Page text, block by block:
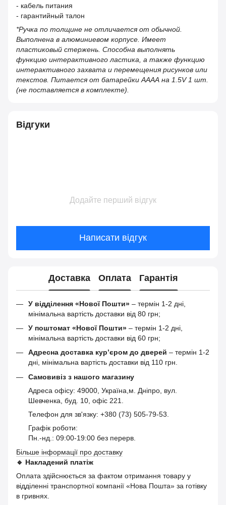
- кабель питания
- гарантийный талон
*Ручка по толщине не отличается от обычной.
Выполнена в алюминиевом корпусе. Имеет
пластиковый стержень. Способна выполнять
функцию интерактивного ластика, а также функцию
интерактивного захвата и перемещения рисунков или
текстов. Питается от батарейки АААА на 1.5V 1 шт.
(не поставляется в комплекте).
Відгуки
Додайте перший відгук
Написати відгук
Доставка Оплата Гарантія
У відділення «Нової Пошти» – термін 1-2 дні,
мінімальна вартість доставки від 80 грн;
У поштомат «Нової Пошти» – термін 1-2 дні,
мінімальна вартість доставки від 60 грн;
Адресна доставка кур’єром до дверей – термін 1-2
дні, мінімальна вартість доставки від 110 грн.
Самовивіз з нашого магазину
Адреса офісу: 49000, Україна,м. Дніпро, вул.
Шевченка, буд. 10, офіс 221.
Телефон для зв'язку: +380 (73) 505-79-53.
Графік роботи:
Пн.-нд.: 09:00-19:00 без перерв.
Більше інформації про доставку
🔹 Накладений платіж
Оплата здійснюється за фактом отримання товару у
відділенні транспортної компанії «Нова Пошта» за готівку
в гривнях.